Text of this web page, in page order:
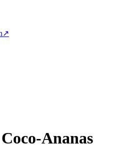
Ananas